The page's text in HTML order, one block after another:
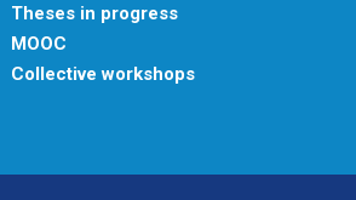
Theses in progress
MOOC
Collective workshops